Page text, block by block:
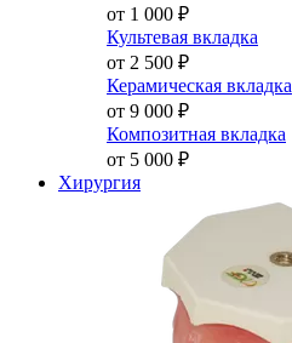
от 1 000 ₽
Культевая вкладка
от 2 500 ₽
Керамическая вкладка
от 9 000 ₽
Композитная вкладка
от 5 000 ₽
Хирургия